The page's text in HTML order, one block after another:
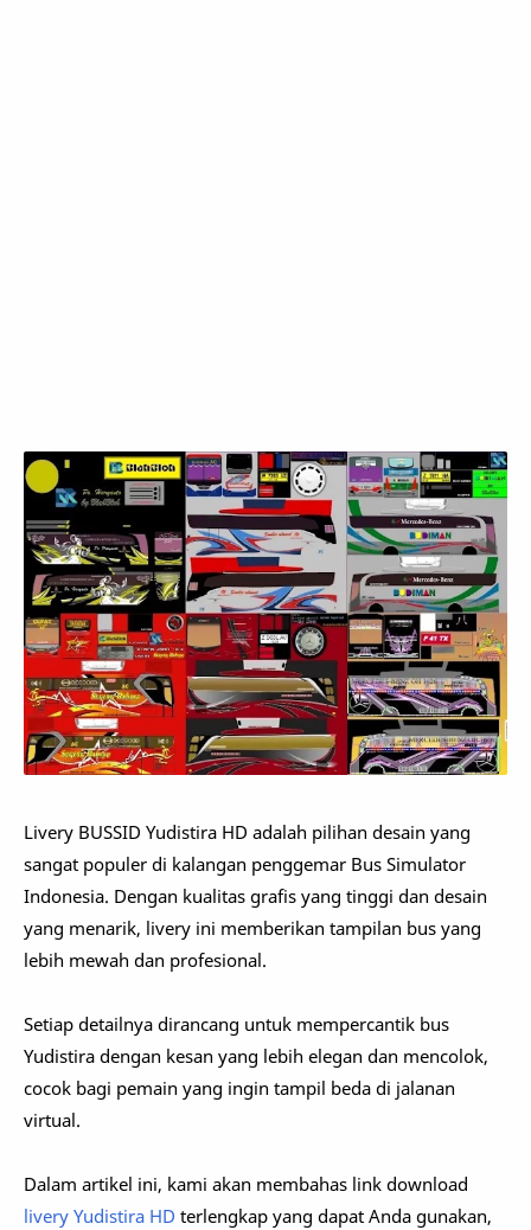
Livery BUSSID Yudistira HD adalah pilihan desain yang
sangat populer di kalangan penggemar Bus Simulator
Indonesia. Dengan kualitas grafis yang tinggi dan desain
yang menarik, livery ini memberikan tampilan bus yang
lebih mewah dan profesional.
Setiap detailnya dirancang untuk mempercantik bus
Yudistira dengan kesan yang lebih elegan dan mencolok,
cocok bagi pemain yang ingin tampil beda di jalanan
virtual.
Dalam artikel ini, kami akan membahas link download
livery Yudistira HD terlengkap yang dapat Anda gunakan,